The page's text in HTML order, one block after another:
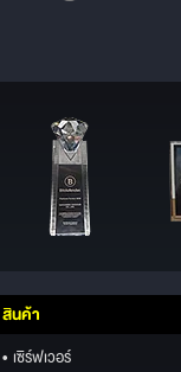
สินค้า
• เซิร์ฟเวอร์